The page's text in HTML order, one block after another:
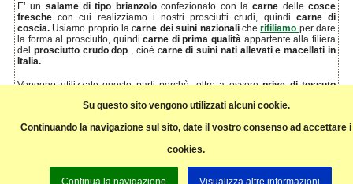
Su questo sito vengono utilizzati alcuni cookie.
Continuando la navigazione sul sito, date il vostro consenso ad accettare i
cookies.
Continua la navigazione Visualizza altre informazioni
E’ un salame di tipo brianzoloconfezionato con la carne dellecosce
freschecon cui realizziamo i nostri prosciutti crudi, quindi carne di
coscia. Usiamo proprio la carne dei suini nazionali cherifiliamo per dare
la forma al prosciutto, quindi carne di prima qualità appartente alla filiera
del prosciutto crudo dop , cioè carne di suini nati allevati e macellati in
Italia.
Vengono utilizzate queste parti perchè, oltre a essereprive di tessuto
migliore essiccamento e una notevole qualità organolettica.
Pagina precedente